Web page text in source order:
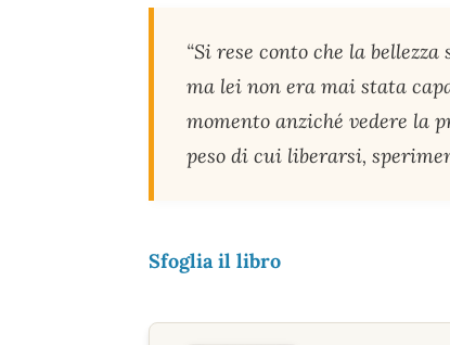
“Si rese conto che la
ma lei non era mai stata
momento anziché vedere la
peso di cui liberarsi,
Sfoglia il libro